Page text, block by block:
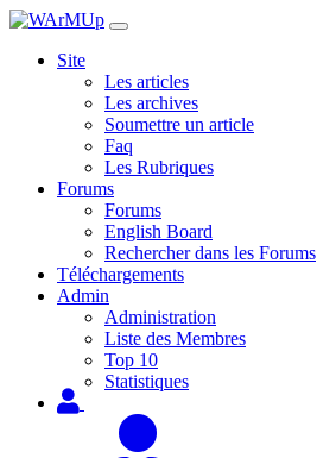
Site
Les articles
Les archives
Soumettre un article
Faq
Les Rubriques
Forums
Forums
English Board
Rechercher dans les Forums
Téléchargements
Admin
Administration
Liste des Membres
Top 10
Statistiques